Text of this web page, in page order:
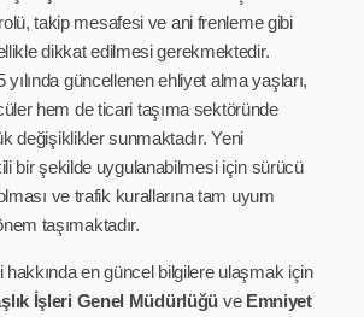
takip mesafesi ve ani frenleme gibi
dikkat edilmesi gerekmektedir.
güncellenen ehliyet alma yaşları,
hem de ticari taşıma sektöründe
değişiklikler sunmaktadır. Yeni
bir şekilde uygulanabilmesi için sürücü
ve trafik kurallarına tam uyum
taşımaktadır.
en güncel bilgilere ulaşmak için
İşleri Genel Müdürlüğü ve Emniyet